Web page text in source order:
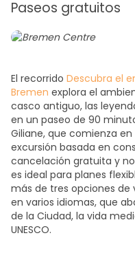
Paseos gratuitos
El recorrido Descubra el
Bremen explora el
casco antiguo, las
en un paseo de 90
Giliane, que comienza
excursión basada en
cancelación gratuita y
es ideal para planes
más de tres opciones
en varios idiomas, que
de la Ciudad, la vida
UNESCO.